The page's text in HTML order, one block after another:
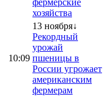
хозяйства
10:09
13 ноября↓
Рекордный
урожай
пшеницы в
России угрожает
американским
фермерам